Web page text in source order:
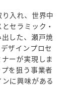
入れ、世界中
セラミック・
した、瀬戸焼
ザインプロセ
ーが実現しま
を狙う事業者
に興味がある